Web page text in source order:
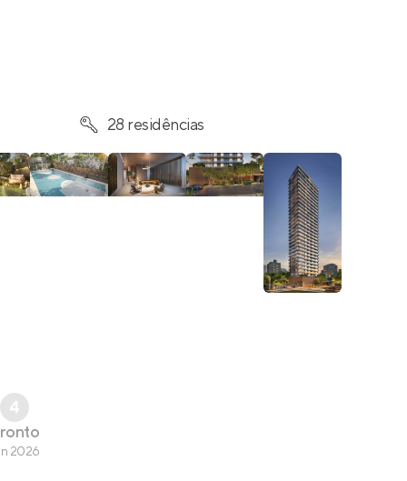
28 residências
4
2026